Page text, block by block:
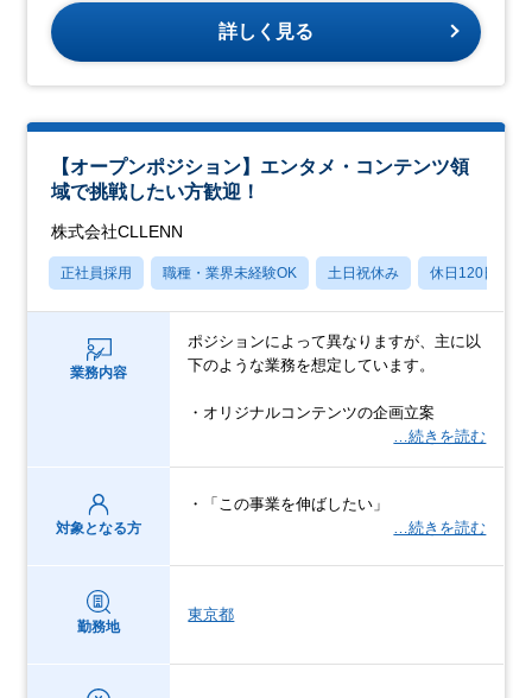
詳しく見る
【オープンポジション】エンタメ・コンテンツ領
域で挑戦したい方歓迎！
株式会社CLLENN
正社員採用 職種・業界未経験OK 土日祝休み 休日120日以上
業務内容
ポジションによって異なりますが、主に以
下のような業務を想定しています。
・オリジナルコンテンツの企画立案
…続きを読む
対象となる方
・「この事業を伸ばしたい」
…続きを読む
勤務地
東京都